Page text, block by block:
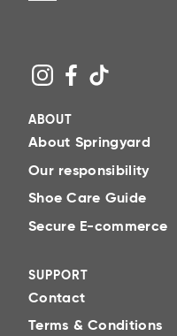
ABOUT
About Springyard
Our responsibility
Shoe Care Guide
Secure E-commerce
SUPPORT
Contact
Terms & Conditions